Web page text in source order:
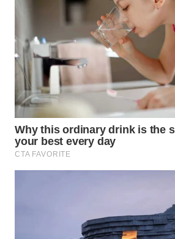
SAMOSIR
PADANG
LAWAS
WN
SUMEDANG
WN